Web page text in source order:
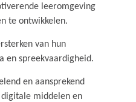
leeromgeving
te ontwikkelen.
van hun
en spreekvaardigheid.
en aansprekend
middelen en